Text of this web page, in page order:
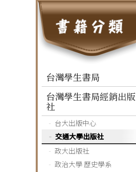
台灣學生書局
台灣學生書局經銷出版
社
台大出版中心
交通大學出版社
政大出版社
政治大學 歷史學系